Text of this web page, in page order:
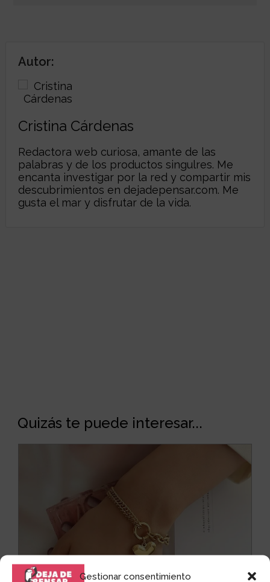
Gestionar consentimiento
Autor:
Cristina Cárdenas
Redactora web curiosa, amante de las
palabras y de los productos singulres. Me
encanta investigar por la red y compartir mis
descubrimientos en dejadepensar.com. Me
gusta el mar y disfrutar de la vida.
Quizás te puede interesar...